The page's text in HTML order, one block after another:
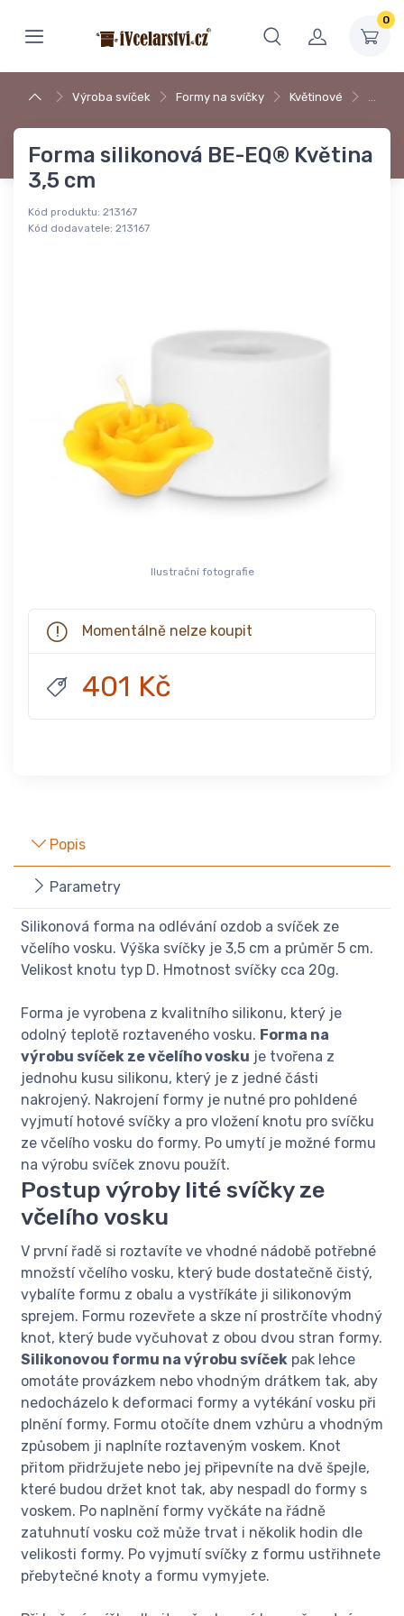
0
Výroba svíček Formy na svíčky Květinové …
Forma silikonová BE-EQ® Květina
3,5 cm
Kód produktu: 213167
Kód dodavatele: 213167
Ilustrační fotografie
Momentálně nelze koupit
401 Kč
Popis
Parametry
Silikonová forma na odlévání ozdob a svíček ze
včelího vosku. Výška svíčky je 3,5 cm a průměr 5 cm.
Velikost knotu typ D. Hmotnost svíčky cca 20g.
Forma je vyrobena z kvalitního silikonu, který je
odolný teplotě roztaveného vosku. Forma na
výrobu svíček ze včelího vosku je tvořena z
jednohu kusu silikonu, který je z jedné části
nakrojený. Nakrojení formy je nutné pro pohldené
vyjmutí hotové svíčky a pro vložení knotu pro svíčku
ze včelího vosku do formy. Po umytí je možné formu
na výrobu svíček znovu použít.
Postup výroby lité svíčky ze
včelího vosku
V první řadě si roztavíte ve vhodné nádobě potřebné
množstí včelího vosku, který bude dostatečně čistý,
vybalíte formu z obalu a vystříkáte ji silikonovým
sprejem. Formu rozevřete a skze ní prostrčíte vhodný
knot, který bude vyčuhovat z obou dvou stran formy.
Silikonovou formu na výrobu svíček pak lehce
omotáte provázkem nebo vhodným drátkem tak, aby
nedocházelo k deformaci formy a vytékání vosku při
plnění formy. Formu otočíte dnem vzhůru a vhodným
způsobem ji naplníte roztaveným voskem. Knot
přitom přidržujete nebo jej připevníte na dvě špejle,
které budou držet knot tak, aby nespadl do formy s
voskem. Po naplnění formy vyčkáte na řádně
zatuhnutí vosku což může trvat i několik hodin dle
velikosti formy. Po vyjmutí svíčky z formu ustřihnete
přebytečné knoty a formu vymyjete.